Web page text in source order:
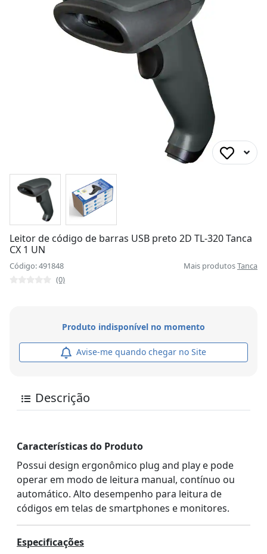
Leitor de código de barras USB preto 2D TL-320 Tanca
CX 1 UN
Código: 491848 Mais produtosTanca
(0)
Produto indisponível no momento
Avise-me quando chegar no Site
Descrição
Características do Produto
Possui design ergonômico plug and play e pode
operar em modo de leitura manual, contínuo ou
automático. Alto desempenho para leitura de
códigos em telas de smartphones e monitores.
Especificações